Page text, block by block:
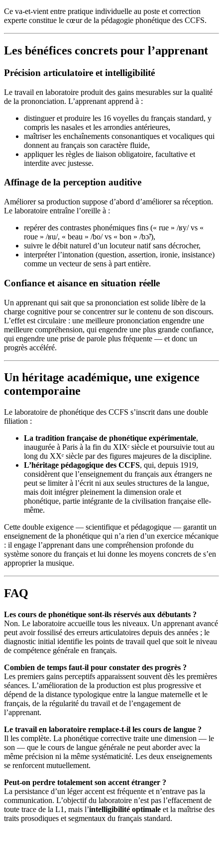
Ce va-et-vient entre pratique individuelle au poste et correction
experte constitue le cœur de la pédagogie phonétique des CCFS.
Les bénéfices concrets pour l’apprenant
Précision articulatoire et intelligibilité
Le travail en laboratoire produit des gains mesurables sur la qualité
de la prononciation. L’apprenant apprend à :
distinguer et produire les 16 voyelles du français standard, y
compris les nasales et les arrondies antérieures,
maîtriser les enchaînements consonantiques et vocaliques qui
donnent au français son caractère fluide,
appliquer les règles de liaison obligatoire, facultative et
interdite avec justesse.
Affinage de la perception auditive
Améliorer sa production suppose d’abord d’améliorer sa réception.
Le laboratoire entraîne l’oreille à :
repérer des contrastes phonémiques fins (« rue » /ʁy/ vs «
roue » /ʁu/, « beau » /bo/ vs « bon » /bɔ̃/),
suivre le débit naturel d’un locuteur natif sans décrocher,
interpréter l’intonation (question, assertion, ironie, insistance)
comme un vecteur de sens à part entière.
Confiance et aisance en situation réelle
Un apprenant qui sait que sa prononciation est solide libère de la
charge cognitive pour se concentrer sur le contenu de son discours.
L’effet est circulaire : une meilleure prononciation engendre une
meilleure compréhension, qui engendre une plus grande confiance,
qui engendre une prise de parole plus fréquente — et donc un
progrès accéléré.
Un héritage académique, une exigence
contemporaine
Le laboratoire de phonétique des CCFS s’inscrit dans une double
filiation :
La tradition française de phonétique expérimentale,
inaugurée à Paris à la fin du XIXᵉ siècle et poursuivie tout au
long du XXᵉ siècle par des figures majeures de la discipline.
L’héritage pédagogique des CCFS, qui, depuis 1919,
considèrent que l’enseignement du français aux étrangers ne
peut se limiter à l’écrit ni aux seules structures de la langue,
mais doit intégrer pleinement la dimension orale et
phonétique, partie intégrante de la civilisation française elle-
même.
Cette double exigence — scientifique et pédagogique — garantit un
enseignement de la phonétique qui n’a rien d’un exercice mécanique
: il engage l’apprenant dans une compréhension profonde du
système sonore du français et lui donne les moyens concrets de s’en
approprier la musique.
FAQ
Les cours de phonétique sont-ils réservés aux débutants ?
Non. Le laboratoire accueille tous les niveaux. Un apprenant avancé
peut avoir fossilisé des erreurs articulatoires depuis des années ; le
diagnostic initial identifie les points de travail quel que soit le niveau
de compétence générale en français.
Combien de temps faut-il pour constater des progrès ?
Les premiers gains perceptifs apparaissent souvent dès les premières
séances. L’amélioration de la production est plus progressive et
dépend de la distance typologique entre la langue maternelle et le
français, de la régularité du travail et de l’engagement de
l’apprenant.
Le travail en laboratoire remplace-t-il les cours de langue ?
Il les complète. La phonétique corrective traite une dimension — le
son — que le cours de langue générale ne peut aborder avec la
même précision ni la même systématicité. Les deux enseignements
se renforcent mutuellement.
Peut-on perdre totalement son accent étranger ?
La persistance d’un léger accent est fréquente et n’entrave pas la
communication. L’objectif du laboratoire n’est pas l’effacement de
toute trace de la L1, mais l’intelligibilité optimale et la maîtrise des
traits prosodiques et segmentaux du français standard.